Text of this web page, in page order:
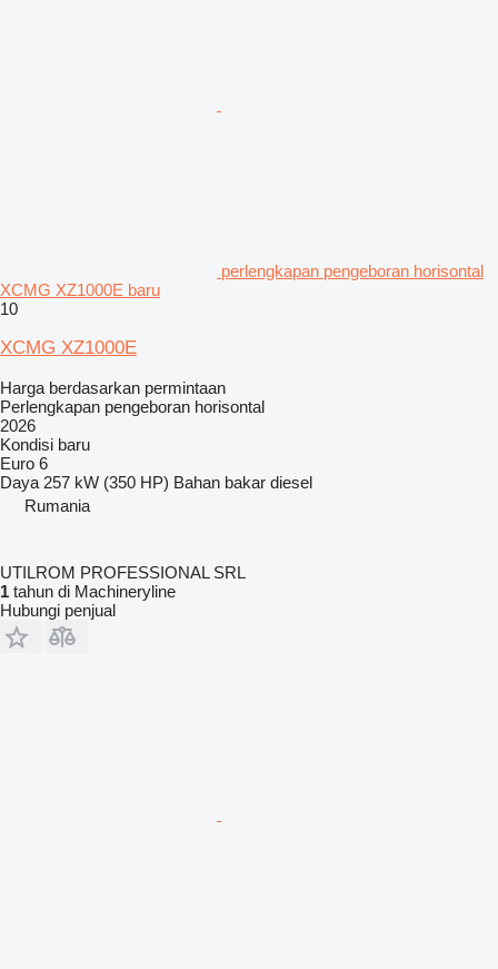
perlengkapan pengeboran horisontal
XCMG XZ1000E baru
10
XCMG XZ1000E
Harga berdasarkan permintaan
Perlengkapan pengeboran horisontal
2026
Kondisi baru
Euro 6
Daya 257 kW (350 HP) Bahan bakar diesel
Rumania
UTILROM PROFESSIONAL SRL
1 tahun di Machineryline
Hubungi penjual